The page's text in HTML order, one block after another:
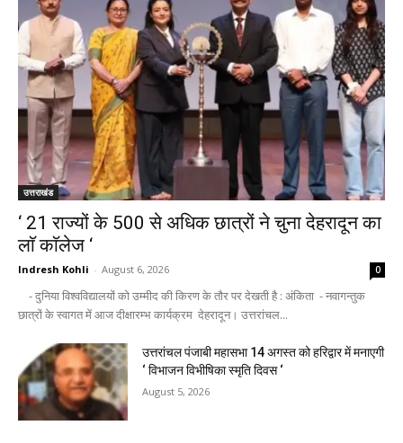
उत्तराखंड
‘ 21 राज्यों के 500 से अधिक छात्रों ने चुना देहरादून का
लाॅ काॅलेज ‘
Indresh Kohli - August 6, 2026 0
- दुनिया विश्वविद्यालयों को उम्मीद की किरण के तौर पर देखती है : अंकिता - नवागन्तुक
छात्रों के स्वागत में आज दीक्षारम्भ कार्यक्रम देहरादून। उत्तरांचल...
उत्तरांचल पंजाबी महासभा 14 अगस्त को हरिद्वार में मनाएगी
‘ विभाजन विभीषिका स्मृति दिवस ‘
August 5, 2026